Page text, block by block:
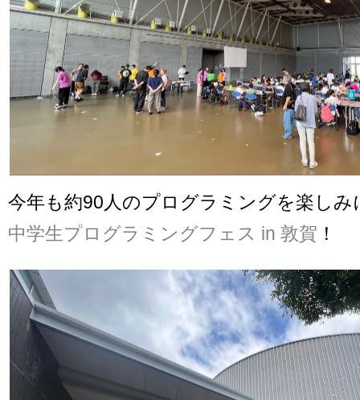
今年も約90人のプログラミングを楽し
中学生プログラミングフェス in 敦賀 ！